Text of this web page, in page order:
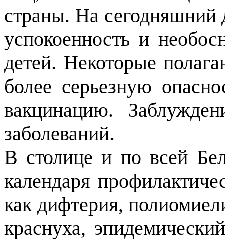
страны. На
успокоенность и
детей. Некоторые
более серьезную
вакцинацию.
заболеваний.
В столице и по всей
календаря
как дифтерия,
краснуха,